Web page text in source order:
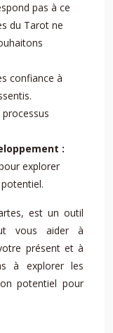
pas à ce
du Tarot ne
confiance à
:
explorer
est un outil
vous aider à
présent et à
à explorer les
potentiel pour